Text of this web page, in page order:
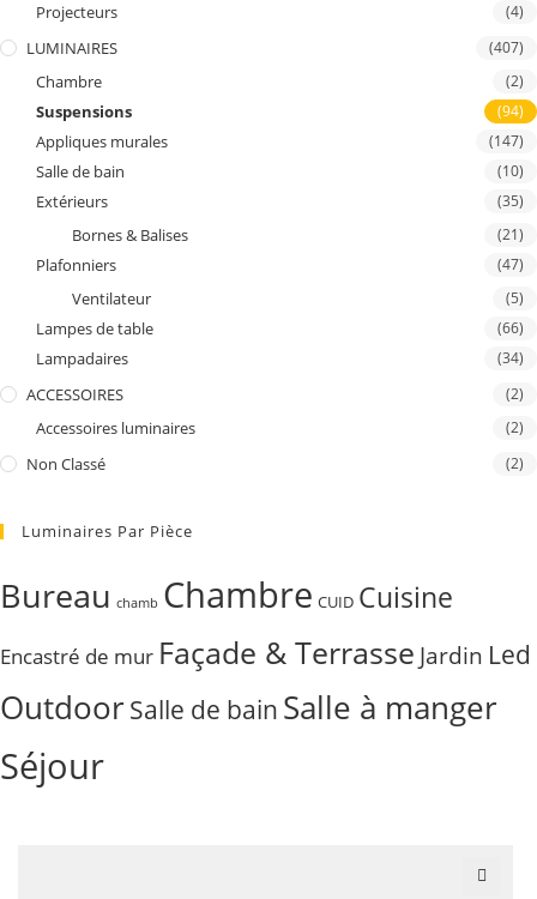
Projecteurs (4)
LUMINAIRES (407)
Chambre (2)
Suspensions (94)
Appliques murales (147)
Salle de bain (10)
Extérieurs (35)
Bornes & Balises (21)
Plafonniers (47)
Ventilateur (5)
Lampes de table (66)
Lampadaires (34)
ACCESSOIRES (2)
Accessoires luminaires (2)
Non Classé (2)
Luminaires Par Pièce
Bureau chamb Chambre CUID Cuisine
Encastré de mur Façade & Terrasse Jardin Led
OutdoorSalle de bain Salle à manger
Séjour